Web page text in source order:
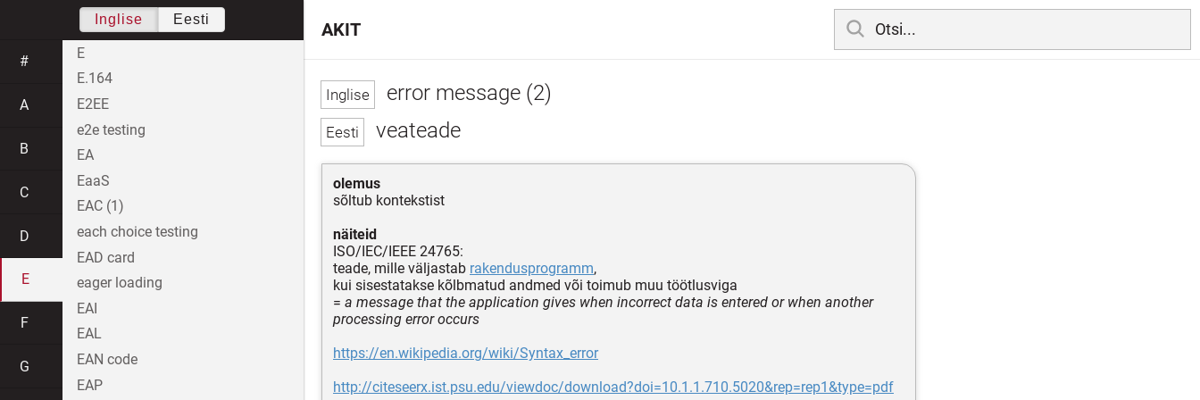
error message (2)
veateade
olemus
sõltub kontekstist
näiteid
ISO/IEC/IEEE 24765:
teade, mille väljastab rakendusprogramm,
kui sisestatakse kõlbmatud andmed või toimub muu töötlusviga
= a message that the application gives when incorrect data is entered or when another
processing error occurs
https://en.wikipedia.org/wiki/Syntax_error
http://citeseerx.ist.psu.edu/viewdoc/download?doi=10.1.1.710.5020&rep=rep1&type=pdf
AKIT
Inglise Eesti
#
A
B
C
D
E
F
G
E
E.164
E2EE
e2e testing
EA
EaaS
EAC (1)
each choice testing
EAD card
eager loading
EAI
EAL
EAN code
EAP